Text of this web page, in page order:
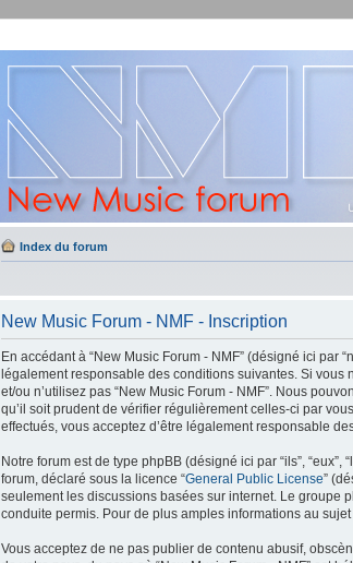
Index du forum
New Music Forum - NMF - Inscription
En accédant à “New Music Forum - NMF” (désigné ici par
légalement responsable des conditions suivantes. Si vous
et/ou n’utilisez pas “New Music Forum - NMF”. Nous
qu’il soit prudent de vérifier régulièrement celles-ci par
effectués, vous acceptez d’être légalement responsable
Notre forum est de type phpBB (désigné ici par “ils”, “eux”,
forum, déclaré sous la licence “General Public License”
seulement les discussions basées sur internet. Le groupe
conduite permis. Pour de plus amples informations au
Vous acceptez de ne pas publier de contenu abusif,